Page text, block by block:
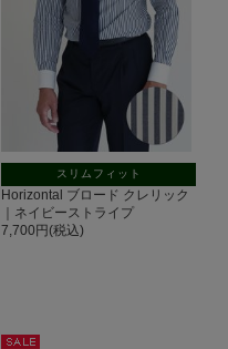
スリムフィット
Horizontal ブロード クレリック
｜ネイビーストライプ
7,700円(税込)